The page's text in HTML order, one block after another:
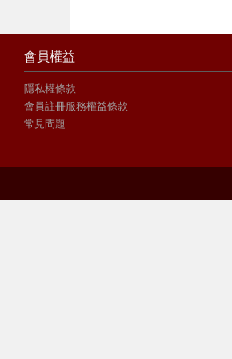
會員權益
隱私權條款
會員註冊服務權益條款
常見問題